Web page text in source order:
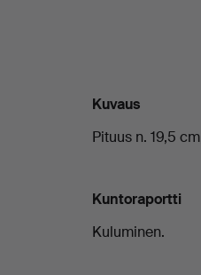
Kuvaus
Pituus n. 19,5
Kuntoraportti
Kuluminen.